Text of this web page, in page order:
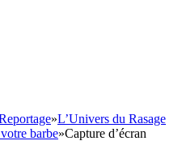
»L’Univers du Rasage
barbe»Capture d’écran